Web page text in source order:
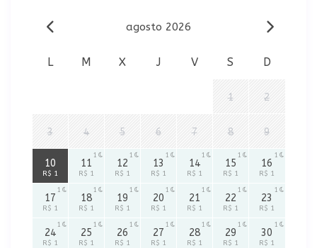
agosto 2026
L M X J V S D
1 2
3 4 5 6 7 8 9
10
R$ 1
11
R$ 1
1
12
R$ 1
1
13
R$ 1
1
14
R$ 1
1
15
R$ 1
1
16
R$ 1
1
17
R$ 1
1
18
R$ 1
1
19
R$ 1
1
20
R$ 1
1
21
R$ 1
1
22
R$ 1
1
23
R$ 1
1
24
R$ 1
1
25
R$ 1
1
26
R$ 1
1
27
R$ 1
1
28
R$ 1
1
29
R$ 1
1
30
R$ 1
1